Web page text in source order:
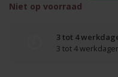
Niet op voorraad
3 tot 4
3 tot 4